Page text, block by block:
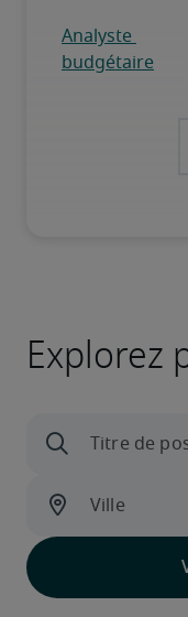
Explorez